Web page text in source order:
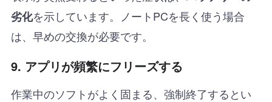
劣化を示しています。ノートPCを長く使う場合
は、早めの交換が必要です。
9. アプリが頻繁にフリーズする
作業中のソフトがよく固まる、強制終了するとい